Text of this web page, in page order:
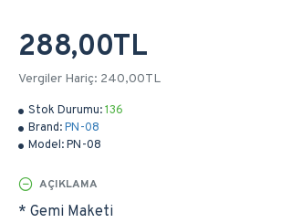
Stok Durumu:136
Brand:PN-08
Model:PN-08
288,00TL
Vergiler Hariç: 240,00TL
AÇIKLAMA
* Gemi Maketi